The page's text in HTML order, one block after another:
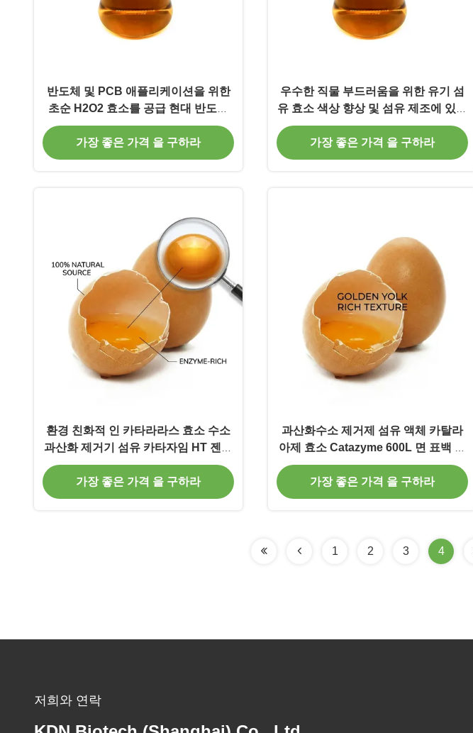
반도체 및 PCB 애플리케이션을 위한
초순 H2O2 효소를 공급 현대 반도체
제조의 요구를 충족
가장 좋은 가격 을 구하라
우수한 직물 부드러움을 위한 유기 섬
유 효소 색상 향상 및 섬유 제조에 있어
서 친환경적 이점
가장 좋은 가격 을 구하라
환경 친화적 인 카타라라스 효소 수소
과산화 제거기 섬유 카타자임 HT 젠임
가공용
가장 좋은 가격 을 구하라
과산화수소 제거제 섬유 액체 카탈라
아제 효소 Catazyme 600L 면 표백 잔
여물 제거용
가장 좋은 가격 을 구하라
1 2 3 4
저희와 연락